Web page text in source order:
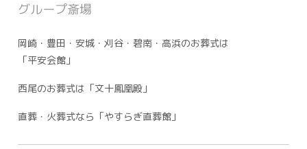
グループ斎場
岡崎・豊田・安城・刈谷・碧南・高浜のお葬式は
「平安会館」
西尾のお葬式は「文十鳳凰殿」
直葬・火葬式なら「やすらぎ直葬館」